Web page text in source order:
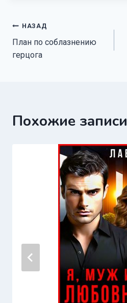
Навигация
по
НАЗАД
План по соблазнению
герцога
Похожие записи